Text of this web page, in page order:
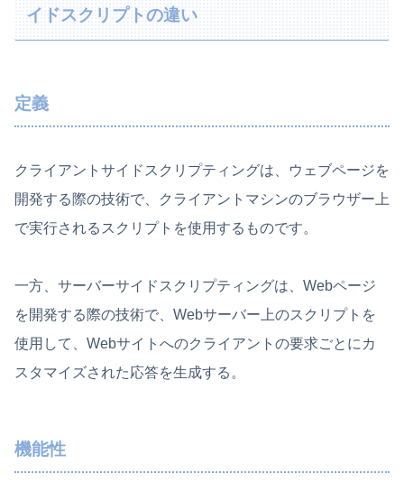
イドスクリプトの違い
定義
クライアントサイドスクリプティングは、ウェブページを
開発する際の技術で、クライアントマシンのブラウザー上
で実行されるスクリプトを使用するものです。
一方、サーバーサイドスクリプティングは、Webページ
を開発する際の技術で、Webサーバー上のスクリプトを
使用して、Webサイトへのクライアントの要求ごとにカ
スタマイズされた応答を生成する。
機能性